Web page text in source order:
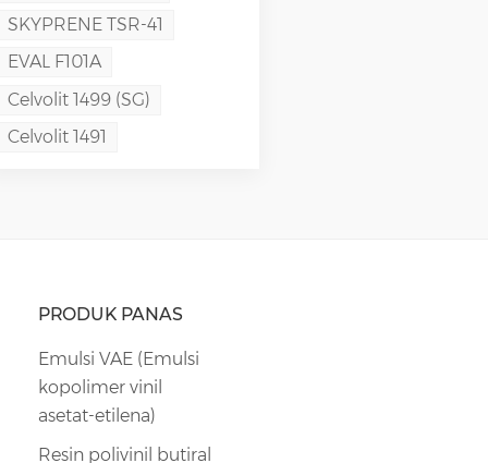
SKYPRENE TSR-41
EVAL F101A
Celvolit 1499 (SG)
Celvolit 1491
PRODUK PANAS
Emulsi VAE (Emulsi
kopolimer vinil
asetat-etilena)
Resin polivinil butiral